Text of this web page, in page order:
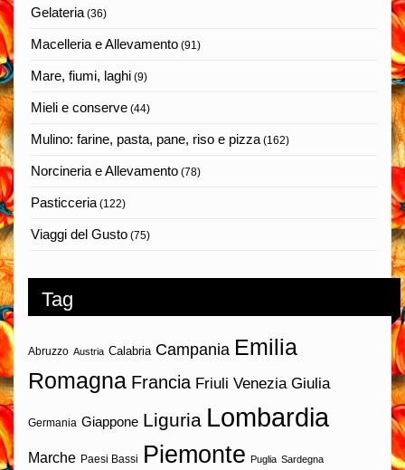
Gelateria(36)
Macelleria e Allevamento (91)
Mare, fiumi, laghi (9)
Mieli e conserve (44)
Mulino: farine, pasta, pane, riso e pizza(162)
Norcineria e Allevamento (78)
Pasticceria(122)
Viaggi del Gusto (75)
Tag
Abruzzo Austria Calabria Campania Emilia
Romagna Francia Friuli Venezia Giulia
Germania Giappone Liguria Lombardia
Marche Paesi Bassi Piemonte Puglia Sardegna